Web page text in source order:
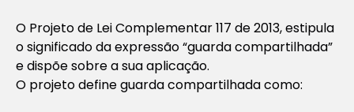
O Projeto de Lei Complementar 117 de 2013, estipula
o significado da expressão “guarda compartilhada”
e dispõe sobre a sua aplicação.
O projeto define guarda compartilhada como: